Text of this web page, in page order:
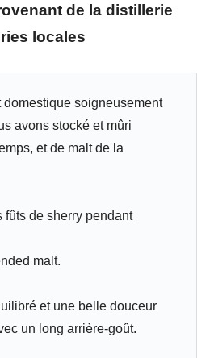
de la distillerie
locales
soigneusement
avons stocké et mûri
et de malt de la
fûts de sherry pendant
malt.
et une belle douceur
un long arrière-goût.